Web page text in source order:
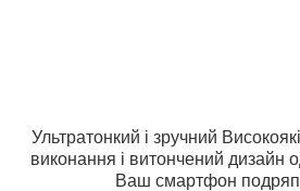
Ультратонкий і зручний
виконання і витончений дизайн
Ваш смартфон